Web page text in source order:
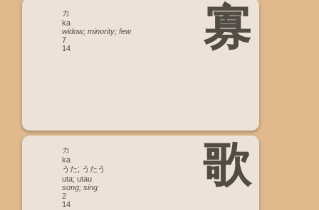
寡
カ
ka
widow; minority; few
7
14
歌
カ
ka
うた; うたう
uta; utau
song; sing
2
14